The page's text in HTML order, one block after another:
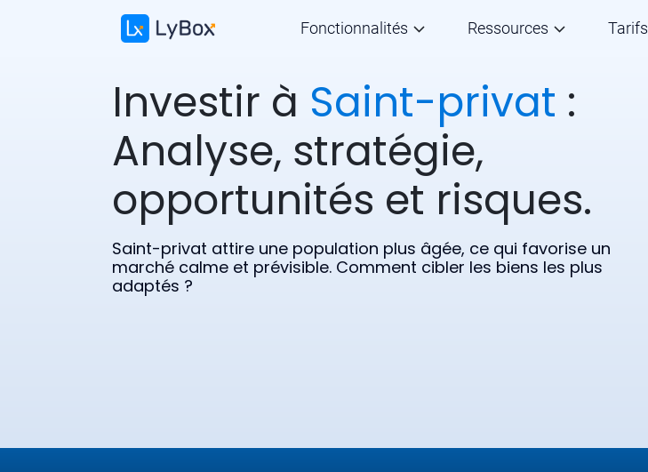
Fonctionnalités Ressources Tarifs
Investir à Saint-privat :
Analyse, stratégie,
opportunités et risques.
Saint-privat attire une population plus âgée, ce qui favorise un
marché calme et prévisible. Comment cibler les biens les plus
adaptés ?